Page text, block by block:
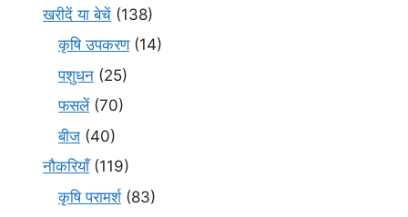
खरीदें या बेचें (138)
कृषि उपकरण(14)
पशुधन (25)
फसलें(70)
बीज (40)
नौकरियाँ(119)
कृषि परामर्श(83)